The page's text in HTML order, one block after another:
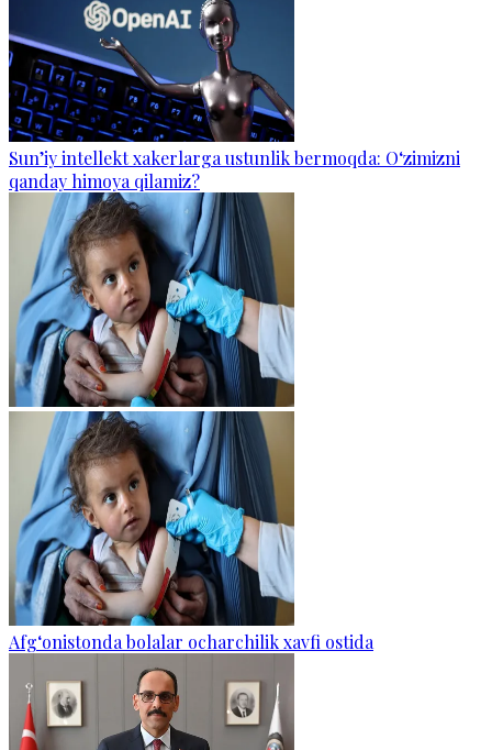
Sun’iy intellekt xakerlarga ustunlik bermoqda: O‘zimizni
qanday himoya qilamiz?
Afg‘onistonda bolalar ocharchilik xavfi ostida